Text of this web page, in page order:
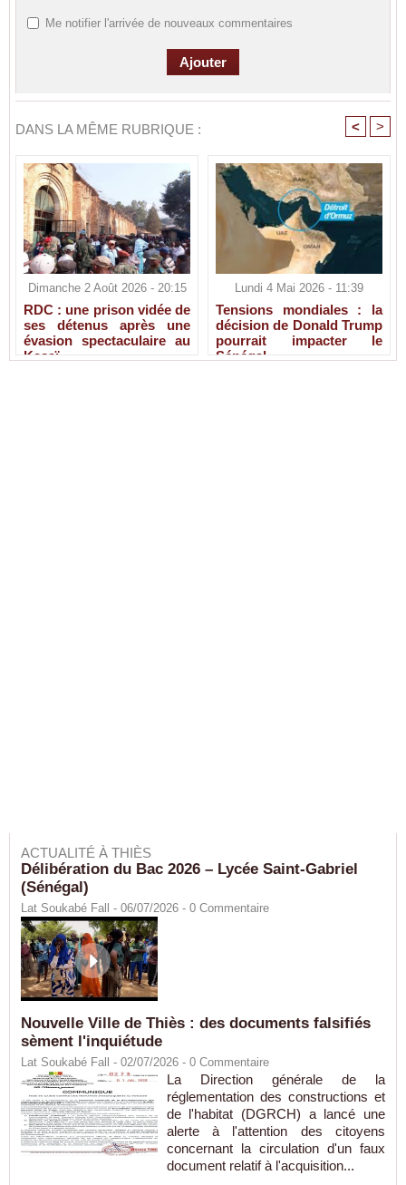
Me notifier l'arrivée de nouveaux commentaires
DANS LA MÊME RUBRIQUE : < >
Dimanche 2 Août 2026 - 20:15
RDC : une prison vidée de
ses détenus après une
évasion spectaculaire au
Kasaï
Lundi 4 Mai 2026 - 11:39
Tensions mondiales : la
décision de Donald Trump
pourrait impacter le
Sénégal
ACTUALITÉ À THIÈS
Délibération du Bac 2026 – Lycée Saint-Gabriel
(Sénégal)
Lat Soukabé Fall - 06/07/2026 - 0 Commentaire
Nouvelle Ville de Thiès : des documents falsifiés
sèment l'inquiétude
Lat Soukabé Fall - 02/07/2026 - 0 Commentaire
La Direction générale de la
réglementation des constructions et
de l'habitat (DGRCH) a lancé une
alerte à l'attention des citoyens
concernant la circulation d'un faux
document relatif à l'acquisition...